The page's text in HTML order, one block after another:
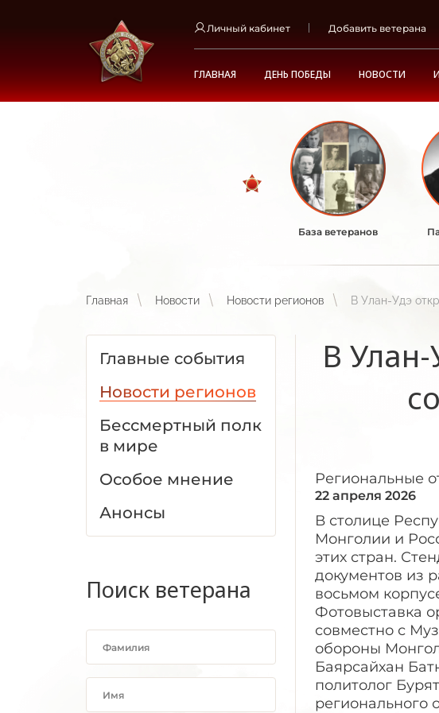
Личный кабинет Добавить ветерана
ГЛАВНАЯ ДЕНЬ ПОБЕДЫ НОВОСТИ
База ветеранов
Главная Новости Новости регионов В Улан-Удэ
Главные события
Новости регионов
Бессмертный полк
в мире
Особое мнение
Анонсы
Поиск ветерана
В
Региональные
22 апреля 2026
В столице
Монголии и
этих стран.
документов из
восьмом
Фотовыставка
совместно с
обороны
Баярсайхан
политолог
регионального